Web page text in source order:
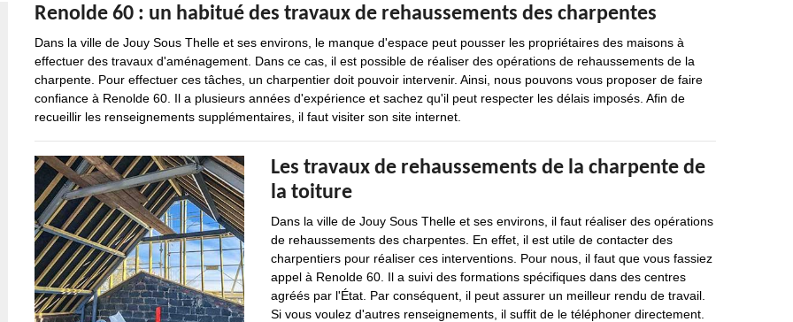
Renolde 60 : un habitué des travaux de rehaussements des charpentes
Dans la ville de Jouy Sous Thelle et ses environs, le manque d'espace peut pousser les propriétaires des maisons à
effectuer des travaux d'aménagement. Dans ce cas, il est possible de réaliser des opérations de rehaussements de la
charpente. Pour effectuer ces tâches, un charpentier doit pouvoir intervenir. Ainsi, nous pouvons vous proposer de faire
confiance à Renolde 60. Il a plusieurs années d'expérience et sachez qu'il peut respecter les délais imposés. Afin de
recueillir les renseignements supplémentaires, il faut visiter son site internet.
Les travaux de rehaussements de la charpente de
la toiture
Dans la ville de Jouy Sous Thelle et ses environs, il faut réaliser des opérations
de rehaussements des charpentes. En effet, il est utile de contacter des
charpentiers pour réaliser ces interventions. Pour nous, il faut que vous fassiez
appel à Renolde 60. Il a suivi des formations spécifiques dans des centres
agréés par l'État. Par conséquent, il peut assurer un meilleur rendu de travail.
Si vous voulez d'autres renseignements, il suffit de le téléphoner directement.